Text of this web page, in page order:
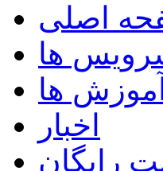
اصلی
ها
آموزش ها
اخبار
رایگان